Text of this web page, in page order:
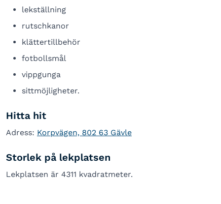
lekställning
rutschkanor
klättertillbehör
fotbollsmål
vippgunga
sittmöjligheter.
Hitta hit
Adress: Korpvägen, 802 63 Gävle
Storlek på lekplatsen
Lekplatsen är 4311 kvadratmeter.